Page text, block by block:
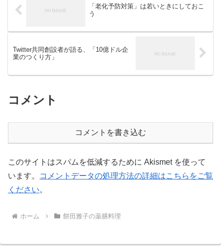
「老化予防対策」は若いときにしておこ
う
Twitter共同創設者が語る、「10億ドル企
業のつくり方」
コメント
コメントを書き込む
このサイトはスパムを低減するために Akismet を使って
います。
コメントデータの処理方法の詳細はこちらをご覧
ください。
ホーム 餅田雅子の薬膳料理